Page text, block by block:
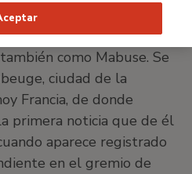
de los primeros años
como Mabuse. Se
ciudad de la
Francia, de donde
primera noticia que de él
aparece registrado
en el gremio de